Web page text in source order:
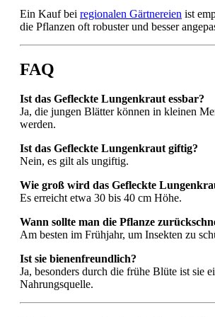
Ein Kauf bei regionalen Gärtnereien ist
die Pflanzen oft robuster und besser
FAQ
Ist das Gefleckte Lungenkraut essbar?
Ja, die jungen Blätter können in kleinen
werden.
Ist das Gefleckte Lungenkraut giftig?
Nein, es gilt als ungiftig.
Wie groß wird das Gefleckte
Es erreicht etwa 30 bis 40 cm Höhe.
Wann sollte man die Pflanze
Am besten im Frühjahr, um Insekten zu
Ist sie bienenfreundlich?
Ja, besonders durch die frühe Blüte ist sie
Nahrungsquelle.